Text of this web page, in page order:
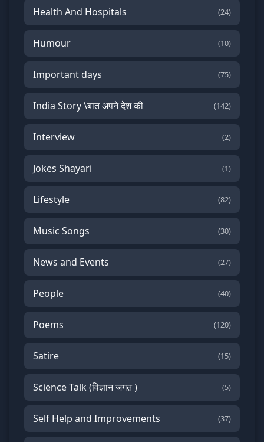
Health And Hospitals (24)
Humour (10)
Important days (75)
India Story \बात अपने देश की (142)
Interview (2)
Jokes Shayari (1)
Lifestyle (82)
Music Songs (30)
News and Events (27)
People (40)
Poems (120)
Satire (15)
Science Talk (विज्ञान जगत ) (5)
Self Help and Improvements (37)